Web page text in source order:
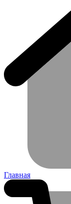
Главная